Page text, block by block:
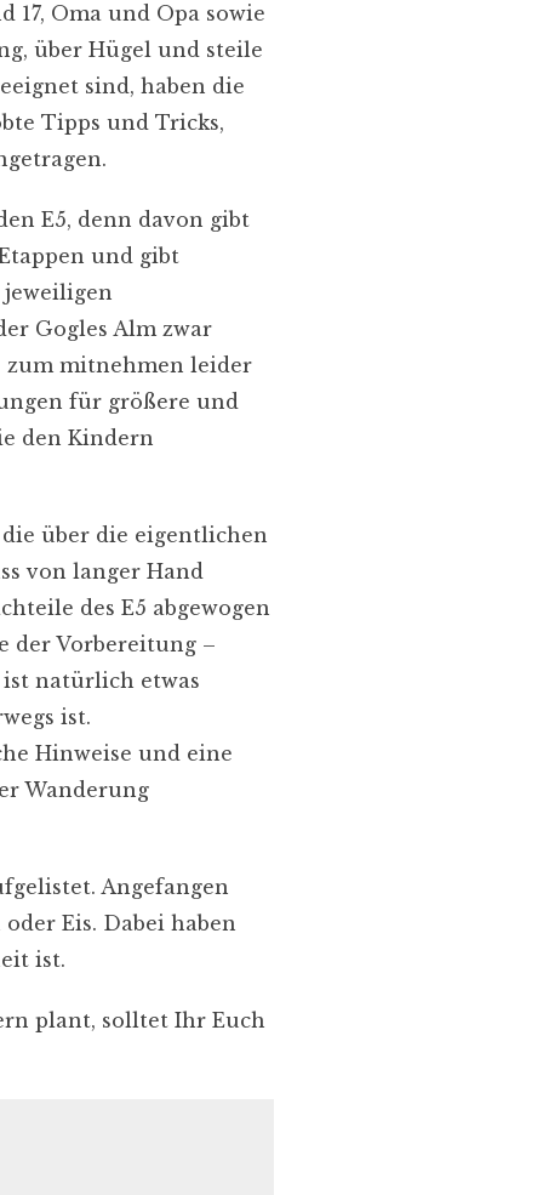
Oma und Opa sowie
über Hügel und steile
sind, haben die
Tipps und Tricks,
E5, denn davon gibt
und gibt
jeweiligen
Gogles Alm zwar
zum mitnehmen leider
für größere und
den Kindern
über die eigentlichen
von langer Hand
des E5 abgewogen
der Vorbereitung –
ist natürlich etwas
ist.
Hinweise und eine
Wanderung
Angefangen
Eis. Dabei haben
ist.
plant, solltet Ihr Euch